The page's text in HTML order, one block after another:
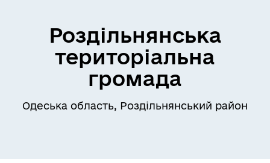
Роздільнянська
територіальна
громада
Одеська область, Роздільнянський район